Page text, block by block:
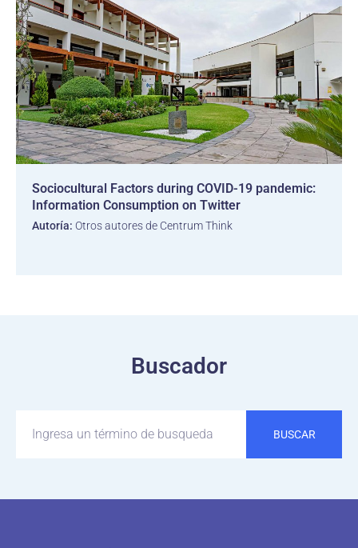
Sociocultural Factors during COVID-19 pandemic:
Information Consumption on Twitter
Autoría: Otros autores de Centrum Think
Buscador
BUSCAR